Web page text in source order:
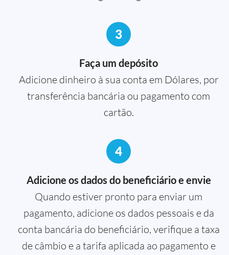
3
Faça um depósito
Adicione dinheiro à sua conta em Dólares, por
transferência bancária ou pagamento com
cartão.
4
Adicione os dados do beneficiário e envie
Quando estiver pronto para enviar um
pagamento, adicione os dados pessoais e da
conta bancária do beneficiário, verifique a taxa
de câmbio e a tarifa aplicada ao pagamento e